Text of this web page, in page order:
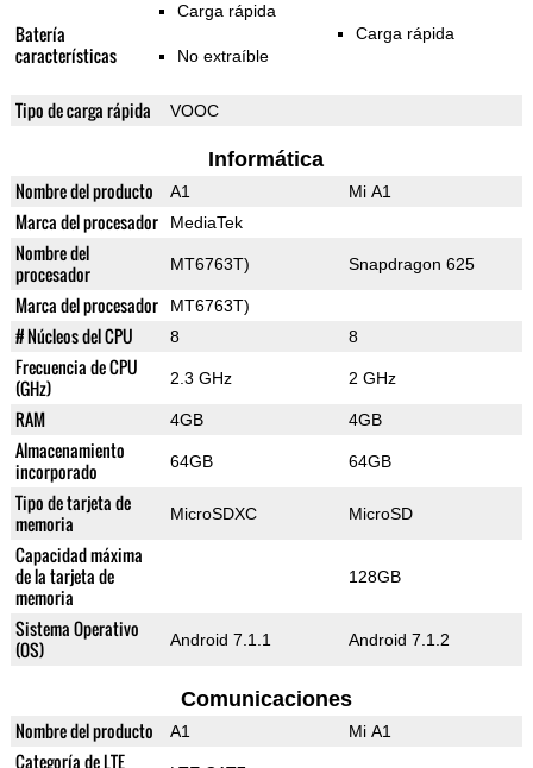
Batería
características
Carga rápida
No extraíble
Carga rápida
Tipo de carga rápida VOOC
Informática
Nombre del producto A1 Mi A1
Marca del procesador MediaTek
Nombre del
procesador
MT6763T) Snapdragon 625
Marca del procesador MT6763T)
# Núcleos del CPU 8 8
Frecuencia de CPU
(GHz)
2.3 GHz 2 GHz
RAM 4GB 4GB
Almacenamiento
incorporado
64GB 64GB
Tipo de tarjeta de
memoria
MicroSDXC MicroSD
Capacidad máxima
de la tarjeta de
memoria
128GB
Sistema Operativo
(OS)
Android 7.1.1 Android 7.1.2
Comunicaciones
Nombre del producto A1 Mi A1
Categoría de LTE